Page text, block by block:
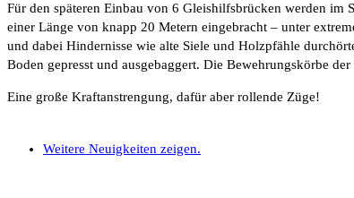
Für den späteren Einbau von 6 Gleishilfsbrücken werden
einer Länge von knapp 20 Metern eingebracht – unter
und dabei Hindernisse wie alte Siele und Holzpfähle
Boden gepresst und ausgebaggert. Die Bewehrungskörbe
Eine große Kraftanstrengung, dafür aber rollende Züge!
Weitere Neuigkeiten zeigen.